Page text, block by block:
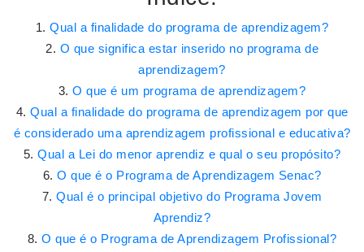
Qual a finalidade do programa de aprendizagem?
O que significa estar inserido no programa de
aprendizagem?
O que é um programa de aprendizagem?
Qual a finalidade do programa de aprendizagem por que
é considerado uma aprendizagem profissional e educativa?
Qual a Lei do menor aprendiz e qual o seu propósito?
O que é o Programa de Aprendizagem Senac?
Qual é o principal objetivo do Programa Jovem
Aprendiz?
O que é o Programa de Aprendizagem Profissional?